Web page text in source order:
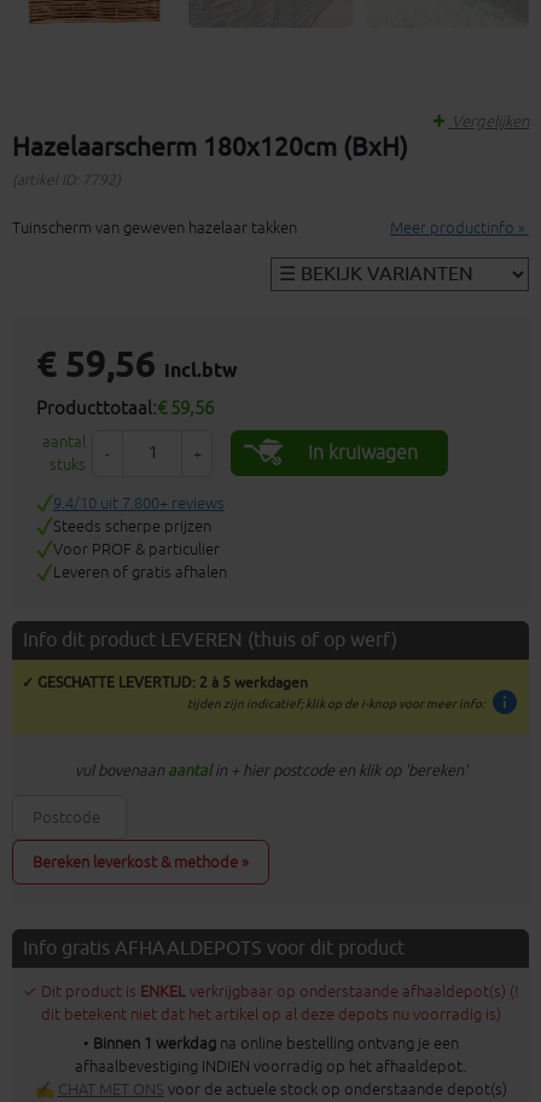
Hazelaarscherm 180x120cm (BxH)
(artikel ID: 7792)
Vergelijken
Tuinscherm van geweven hazelaar takken Meer productinfo »
€ 59,56 incl.btw
Producttotaal:€ 59,56
aantal
stuks
- + In kruiwagen
9.4/10 uit 7.800+ reviews
Steeds scherpe prijzen
Voor PROF & particulier
Leveren of gratis afhalen
Info dit product LEVEREN (thuis of op werf)
✓ GESCHATTE LEVERTIJD: 2 à 5 werkdagen
info
tijden zijn indicatief; klik op de i-knop voor meer info:
vul bovenaan aantalin + hier postcode en klik op 'bereken'
Bereken leverkost & methode »
Info gratis AFHAALDEPOTS voor dit product
✓ Dit product is ENKELverkrijgbaar op onderstaande afhaaldepot(s) (!
dit betekent niet dat het artikel op al deze depots nu voorradig is)
• Binnen 1 werkdagna online bestelling ontvang je een
afhaalbevestiging INDIEN voorradig op het afhaaldepot.
✍ CHAT MET ONS voor de actuele stock op onderstaande depot(s)